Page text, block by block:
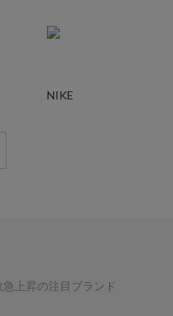
NIKE
上昇の注目ブランド